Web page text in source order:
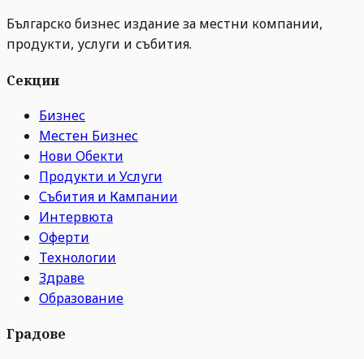
Българско бизнес издание за местни компании,
продукти, услуги и събития.
Секции
Бизнес
Местен Бизнес
Нови Обекти
Продукти и Услуги
Събития и Кампании
Интервюта
Оферти
Технологии
Здраве
Образование
Градове